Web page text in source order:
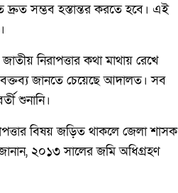
সম্ভব হস্তান্তর করতে হবে। এই
নিরাপত্তার কথা মাথায় রেখে
বক্তব্য জানতে চেয়েছে আদালত। সব
শুনানি।
বিষয় জড়িত থাকলে জেলা শাসক
২০১৩ সালের জমি অধিগ্রহণ